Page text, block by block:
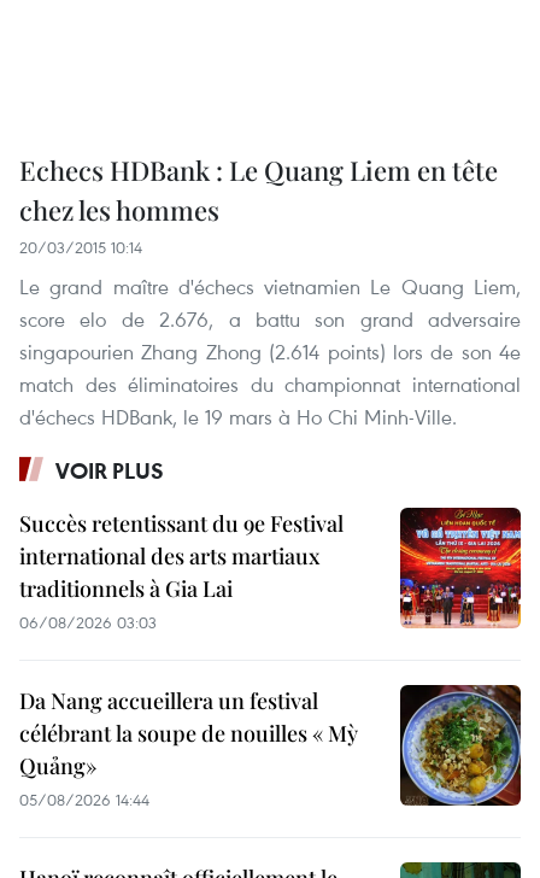
Echecs HDBank : Le Quang Liem en tête
chez les hommes
20/03/2015 10:14
Le grand maître d'échecs vietnamien Le Quang Liem,
score elo de 2.676, a battu son grand adversaire
singapourien Zhang Zhong (2.614 points) lors de son 4e
match des éliminatoires du championnat international
d'échecs HDBank, le 19 mars à Ho Chi Minh-Ville.
VOIR PLUS
Succès retentissant du 9e Festival
international des arts martiaux
traditionnels à Gia Lai
06/08/2026 03:03
Da Nang accueillera un festival
célébrant la soupe de nouilles « Mỳ
Quảng»
05/08/2026 14:44